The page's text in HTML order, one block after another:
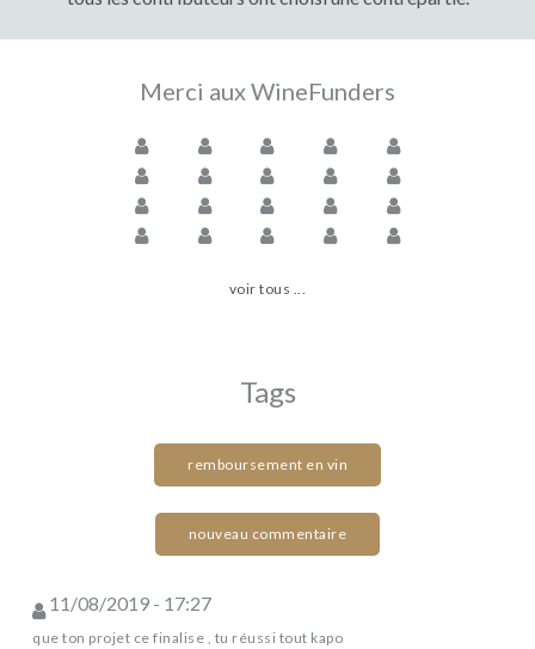
Merci aux WineFunders
voir tous ...
Tags
remboursement en vin
nouveau commentaire
11/08/2019 - 17:27
que ton projet ce finalise , tu réussi tout kapo